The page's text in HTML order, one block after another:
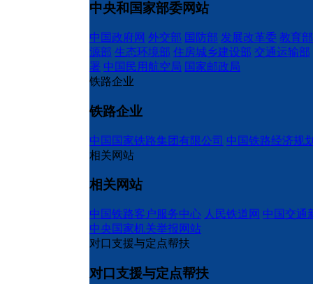
中央和国家部委网站
中国政府网 外交部 国防部 发展改革委 教育部
源部 生态环境部 住房城乡建设部 交通运输部
署 中国民用航空局 国家邮政局
铁路企业
铁路企业
中国国家铁路集团有限公司 中国铁路经济规
相关网站
相关网站
中国铁路客户服务中心 人民铁道网 中国交通
中央国家机关举报网站
对口支援与定点帮扶
对口支援与定点帮扶